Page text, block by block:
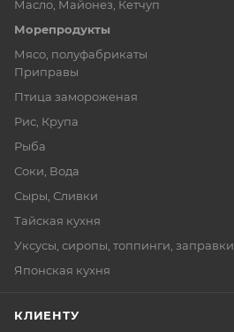
Масло, Майонез, Кетчуп
Морепродукты
Мясо, полуфабрикаты
Приправы
Птица замороженая
Рис, Крупа
Рыба
Соки, Вода
Сыры, Сливки
Тайская кухня
Уксусы, сиропы, топпинги, заправки
Японская кухня
КЛИЕНТУ